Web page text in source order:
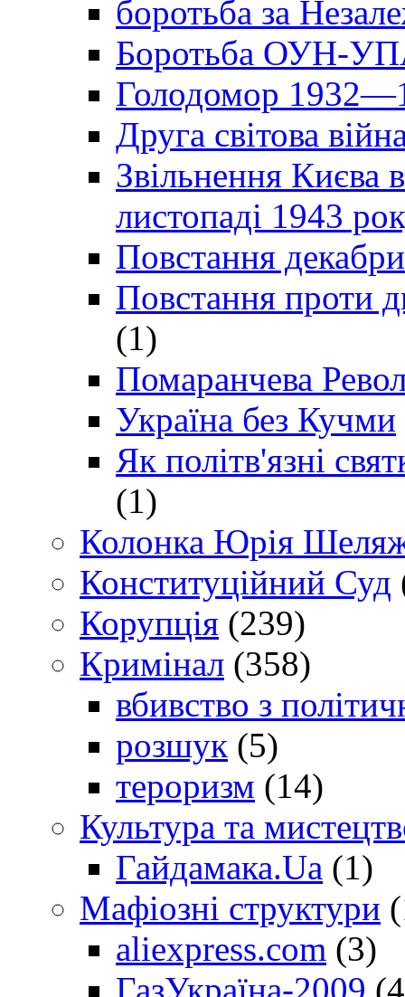
боротьба за
Боротьба ОУН-УПА
Голодомор
Друга світова
Звільнення Києва
листопаді 1943
Повстання
Повстання проти
(1)
Помаранчева
Україна без Кучми
Як політв'язні
(1)
Колонка Юрія
Конституційний Суд
Корупція (239)
Кримінал (358)
вбивство з
розшук (5)
тероризм (14)
Культура та
Гайдамака.Ua (1)
Мафіозні структури
aliexpress.com (3)
ГазУкраїна-2009